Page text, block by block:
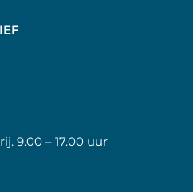
9.00 – 17.00 uur